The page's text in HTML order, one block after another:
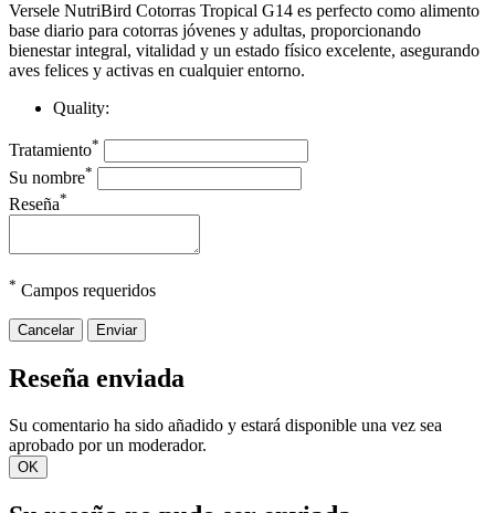
Versele NutriBird Cotorras Tropical G14 es perfecto como alimento
base diario para cotorras jóvenes y adultas, proporcionando
bienestar integral, vitalidad y un estado físico excelente, asegurando
aves felices y activas en cualquier entorno.
Quality:
Tratamiento*
Su nombre*
Reseña*
* Campos requeridos
Cancelar Enviar
Reseña enviada
Su comentario ha sido añadido y estará disponible una vez sea
aprobado por un moderador.
OK